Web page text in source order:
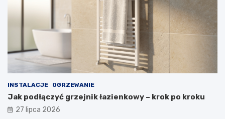
INSTALACJE OGRZEWANIE
Jak podłączyć grzejnik łazienkowy – krok po kroku
27 lipca 2026